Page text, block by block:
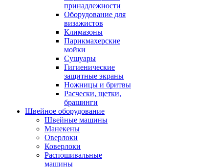
принадлежности
Оборудование для
визажистов
Климазоны
Парикмахерские
мойки
Сушуары
Гигиенические
защитные экраны
Ножницы и бритвы
Расчески, щетки,
брашинги
Швейное оборудование
Швейные машины
Манекены
Оверлоки
Коверлоки
Распошивальные
машины